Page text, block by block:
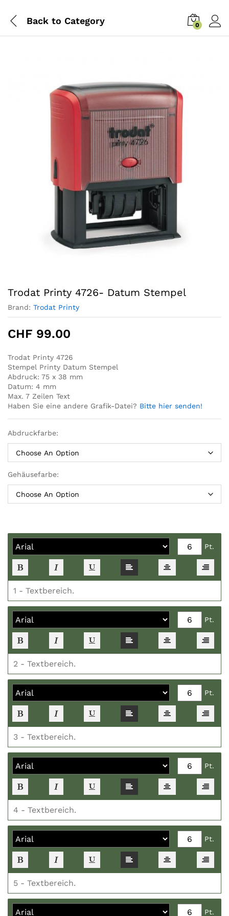
Back to Category 0
Trodat Printy 4726- Datum Stempel
Brand: Trodat Printy
CHF 99.00
Trodat Printy 4726
Stempel Printy Datum Stempel
Abdruck: 75 x 38 mm
Datum: 4 mm
Max. 7 Zeilen Text
Haben Sie eine andere Grafik-Datei? Bitte hier senden!
Abdruckfarbe:
Gehäusefarbe:
Pt.
Pt.
Pt.
Pt.
Pt.
Pt.